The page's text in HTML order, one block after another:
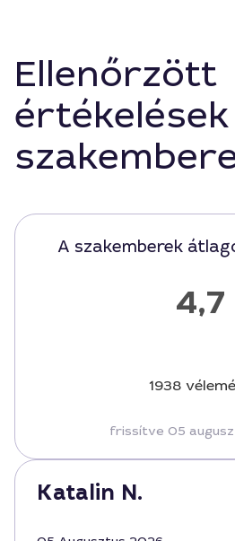
Ellenőrzött
A szakemberek
4,7
1938
frissítve 05
Katalin N.